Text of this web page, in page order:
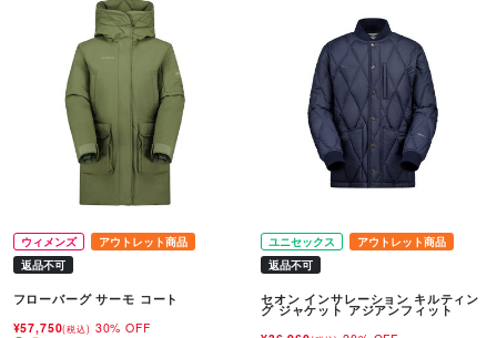
ウィメンズ
アウトレット商品
返品不可
フローバーグ サーモ コート
¥57,750(税込) 30% OFF
ユニセックス
アウトレット商品
返品不可
セオン インサレーション キルティン
グ ジャケット アジアンフィット